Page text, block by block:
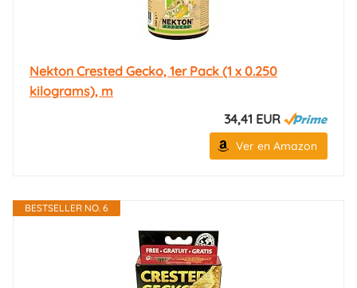
Nekton Crested Gecko, 1er Pack (1 x 0.250
kilograms), m
34,41 EUR
Ver en Amazon
BESTSELLER NO. 6